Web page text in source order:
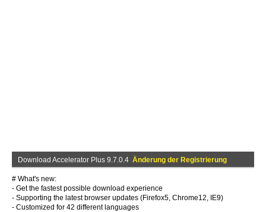
Download Accelerator Plus 9.7.0.4 Änderung der Registrierung
# What's new:
- Get the fastest possible download experience
- Supporting the latest browser updates (Firefox5, Chrome12, IE9)
- Customized for 42 different languages